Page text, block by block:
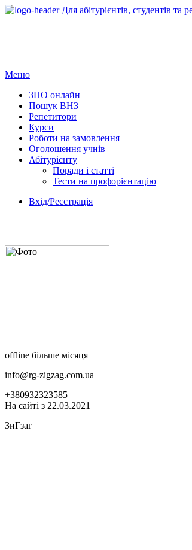
Для абітурієнтів, студентів та
Меню
ЗНО онлайн
Пошук ВНЗ
Репетитори
Курси
Роботи на замовлення
Оголошення учнів
Абітурієнту
Поради і статті
Тести на профорієнтацію
Вхід/Реєстрація
offline більше місяця
info@rg-zigzag.com.ua
+380932323585
На сайті з 22.03.2021
ЗиГзаг